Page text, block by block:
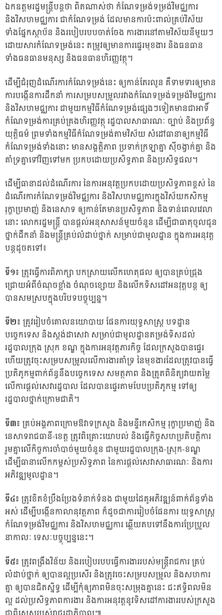
ឯកឧត្តមរដ្ឋមន្ត្រីបន្ដថា ពិតណាស់ថា កំណែទម្រង់ទម្រង់វិមជ្ឈការ
និងវិសហមជ្ឈការ ជាកំណែទម្រង់ ដែលមានការប៉ះពាល់គ្រប់វិស័យ
ទាំងផ្នែកស្ថាប័ន និងរបៀបរបបចាត់ចែង ការងារនៅតាមវិស័យនីមួយៗ
ដោយសារកំណែទម្រង់នេះ តម្រូវឲ្យមានការផ្ទេរមុខងារ និងធនធាន
ទាំងធនធានមនុស្ស និងធនធានហិរញ្ញវត្ថុ។
ដើម្បីជំរុញដំណើរការកំណែទម្រង់នេះ ឲ្យកាន់តែរលូន គឺទាមទារឲ្យមាន
ការបង្កើនការដឹកនាំ ការសម្របសម្រួលរវាងកំណែទម្រង់ទម្រង់វិមជ្ឈការ
និងវិសហមជ្ឈការ ជាមួយកម្មវិធីកំណែទម្រង់ផ្សេងៗទៀតមានជាអាទិ៍
កំណែទម្រង់ការគ្រប់គ្រងហិរញ្ញវត្ថុ រដ្ឋបាលសាធារណៈ ច្បាប់ និងប្រព័ន្ធ
យុត្តិធម៌ ព្រមទាំងកម្មវិធីកំណែទម្រង់តាមវិស័យ សំដៅធានាឲ្យកម្មវិធី
កំណែទម្រង់ទាំងនោះ មានសង្គត្តិភាព ប្រទាក់ក្រឡាគ្នា ស៊ីចង្វាក់គ្នា និង
គាំទ្រគ្នាទៅវិញទៅមក ប្រកបដោយប្រសិទ្ធភាព និងប្រសិទ្ធផល។
ដើម្បីធានាដល់ដំណើរការ នៃការអនុវត្តប្រកបដោយប្រសិទ្ធភាពខ្ពស់ នៃ
ដំណើរការកំណែទម្រង់វិមជ្ឍការ និងវិសហមជ្ឈការក្នុងវិស័យកសិកម្ម
រុក្ខាប្រមាញ់ និងនេសាទ ឲ្យកាន់តែមានប្រសិទ្ធភាព និងទាន់ពេលវេលា
នោះ លោករដ្ឋមន្ត្រី បានផ្តល់អនុសាសន៍មួយចំនួន ដើម្បីជាធាតុចូលជូន
ថ្នាក់ដឹកនាំ និងមន្រ្តីគ្រប់លំដាប់ថ្នាក់ សម្រាប់ជាមូលដ្ឋាន ក្នុងការអនុវត្ត
បន្តដូចតទៅ៖
ទី១៖ត្រូវធ្វើការពិភាក្សា បកស្រាយលើកហេតុផល ឲ្យបានគ្រប់ជ្រុង
ជ្រោយអំពីចំណុចខ្លាំង ចំណុចខ្សោយ និងលើកទិសដៅអនវុត្តបន្ត ឲ្យ
បានសមស្របក្នុងបរិបទបច្ចុប្បន្ន។
ទី២៖ត្រូវរៀបចំគោលនយោបាយ ផែនការយុទ្ធសាស្ត្រ បទដ្ឋាន
បច្ចេកទេស និងស្តង់ដាសេវា សម្រាប់ជាមូលដ្ឋានតម្រង់ទិសដល់
រដ្ឋបាលក្រុង ស្រុក ខណ្ឌ ក្នុងការអនុវត្តភារកិច្ច ដែលក្រសួងបានផ្ទេរ
ហើយត្រូវចុះសម្របសម្រួលលើការងារគាំទ្រ នៃមុខងារដែលត្រូវបានធ្វើ
ប្រតិភូកម្មពាក់ព័ន្ធនឹងបច្ចេកទេស សមត្ថភាព និងត្រួតពិនិត្យវាយតម្លៃ
លើការផ្តល់សេវារដ្ឋបាល ដែលបានផ្ទេរតាមបែបប្រតិភូកម្ម ទៅឲ្យ
រដ្ឋបាលថ្នាក់ក្រោមជាតិ។
ទី៣៖គ្រប់អង្គភាពក្រោមឱវាទក្រសួង និងមន្ទីរកសិកម្ម រុក្ខាប្រមាញ់ និង
នេសាទរាជធានី-ខេត្ត ត្រូវពិគ្រោះយោបល់ និងធ្វើកិច្ចសហប្រតិបត្តិការ
រួមគ្នាលើកិច្ចការចាំបាច់មួយចំនួន ជាមួយរដ្ឋបាលក្រុង-ស្រុក-ខណ្ឌ
ដើម្បីធានាលើកកម្ពស់ប្រសិទ្ធភាព នៃការផ្តល់សេវាសាធារណៈ និងការ
អភិវឌ្ឍមូលដ្ឋាន។
ទី៤៖ត្រូវខិតខំប្រឹងប្រែងទំនាក់ទំនង ជាមួយដៃគូអភិវឌ្ឍន៍ពាក់ព័ន្ធទាំង
អស់ ដើម្បីបង្កើនកាលានុវត្តភាព ក៏ដូចជាការរៀបចំផែនការ យុទ្ធសាស្រ្ត
កំណែទម្រង់វិមជ្ឈការ និងវិសហមជ្ឈការ ឆ្លើយតបទៅនឹងការប្រែប្រួល
នាកាលៈ ទេសៈបច្ចុប្បន្ននេះ។
ទី៥៖ត្រូវពង្រឹងវិន័យ និងរបៀបរបបធ្វើការងាររបស់មន្រ្តីរាជការ គ្រប់
លំដាប់ថ្នាក់ ឲ្យបានល្អប្រសើរ និងត្រូវចេះសម្របសម្រួល និងសហការ
គ្នា ឲ្យបានជិតស្និទ្ធ ដើម្បីកុំឲ្យភាពមិនចុះសម្រុងគ្នានេះ ជះឥទ្ធិពលមិន
ល្អ ដល់ប្រសិទ្ធភាពការងារ និងការអនុវត្តនូវទិសដៅការងាររបស់ក្រសួង